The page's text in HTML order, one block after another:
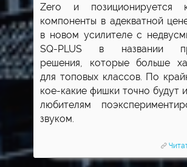
Zero и позиционируется
компоненты в адекватной
в новом усилителе с
SQ-PLUS в названии
решения, которые больше
для топовых классов. По
кое-какие фишки точно будут
любителям
звуком.